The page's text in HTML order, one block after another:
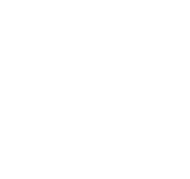
di
si diffonde
che spaventano
mostrano:
estreme casi
perché sono state